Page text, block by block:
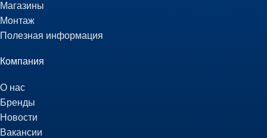
Магазины
Монтаж
Полезная информация
Компания
О нас
Бренды
Новости
Вакансии